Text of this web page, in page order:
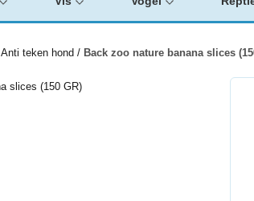
Anti teken hond / Back zoo nature banana slices